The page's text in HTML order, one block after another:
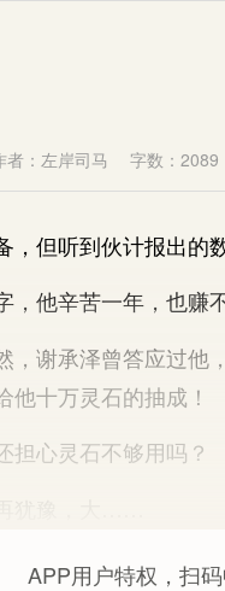
者：左岸司马 字数：2089
但听到伙计报出的数
他辛苦一年，也赚不
谢承泽曾答应过他
他十万灵石的抽成！
心灵石不够用吗？
APP用户特权，扫